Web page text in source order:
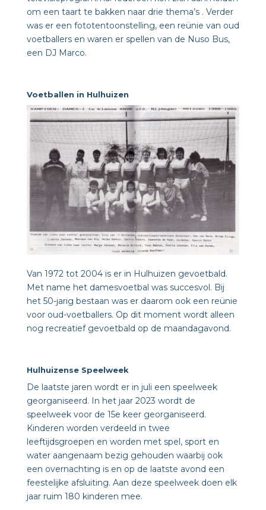
om een taart te bakken naar drie thema’s . Verder
was er een fototentoonstelling, een reünie van oud
voetballers en waren er spellen van de Nuso Bus,
een DJ Marco.
Voetballen in Hulhuizen
Van 1972 tot 2004 is er in Hulhuizen gevoetbald.
Met name het damesvoetbal was succesvol. Bij
het 50-jarig bestaan was er daarom ook een reünie
voor oud-voetballers. Op dit moment wordt alleen
nog recreatief gevoetbald op de maandagavond.
Hulhuizense Speelweek
De laatste jaren wordt er in juli een speelweek
georganiseerd. In het jaar 2023 wordt de
speelweek voor de 15e keer georganiseerd.
Kinderen worden verdeeld in twee
leeftijdsgroepen en worden met spel, sport en
water aangenaam bezig gehouden waarbij ook
een overnachting is en op de laatste avond een
feestelijke afsluiting. Aan deze speelweek doen elk
jaar ruim 180 kinderen mee.